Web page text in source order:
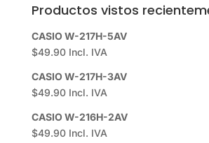
Productos vistos
CASIO W-217H-5AV
$49.90 Incl. IVA
CASIO W-217H-3AV
$49.90 Incl. IVA
CASIO W-216H-2AV
$49.90 Incl. IVA